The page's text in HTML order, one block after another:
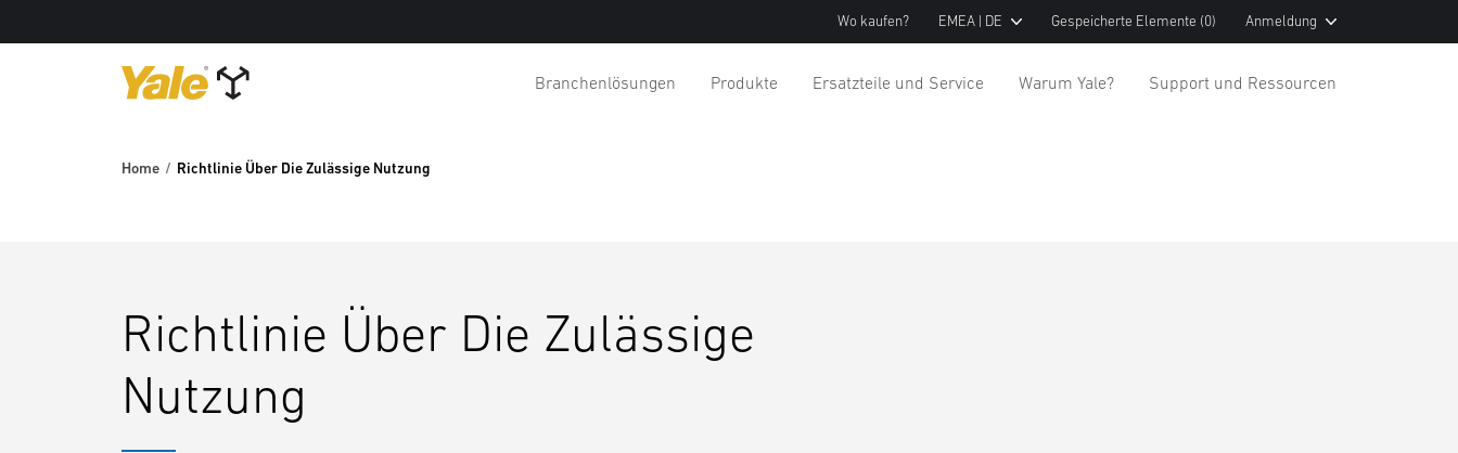
Wo kaufen? EMEA | DE Gespeicherte Elemente (0) Anmeldung
Branchenlösungen Produkte Ersatzteile und Service Warum Yale? Support und Ressourcen
Home Richtlinie Über Die Zulässige Nutzung
Richtlinie Über Die Zulässige
Nutzung